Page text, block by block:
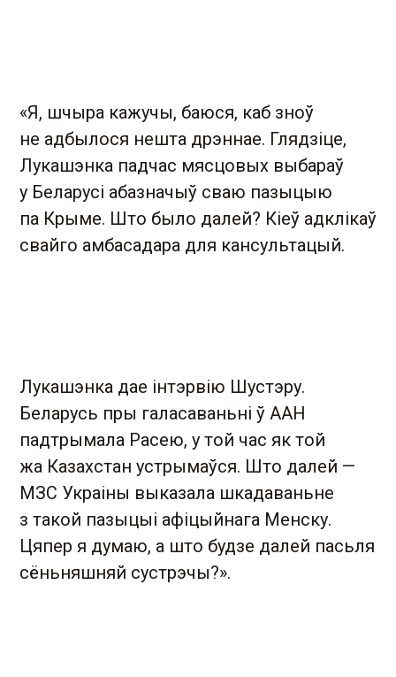
«Я, шчыра кажучы, баюся, каб зноў
не адбылося нешта дрэннае. Глядзіце,
Лукашэнка падчас мясцовых выбараў
у Беларусі абазначыў сваю пазыцыю
па Крыме. Што было далей? Кіеў адклікаў
свайго амбасадара для кансультацый.
Лукашэнка дае інтэрвію Шустэру.
Беларусь пры галасаваньні ў ААН
падтрымала Расею, у той час як той
жа Казахстан устрымаўся. Што далей —
МЗС Украіны выказала шкадаваньне
з такой пазыцыі афіцыйнага Менску.
Цяпер я думаю, а што будзе далей пасьля
сёньняшняй сустрэчы?».